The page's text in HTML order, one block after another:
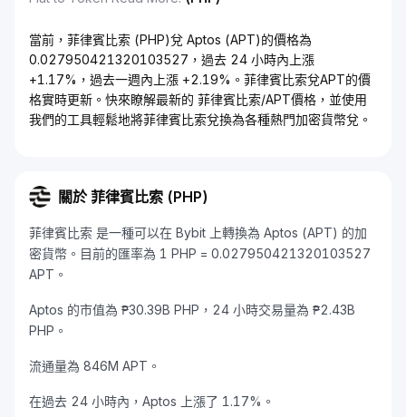
當前，菲律賓比索 (PHP)兌 Aptos (APT)的價格為
0.027950421320103527，過去 24 小時內上漲
+1.17%，過去一週內上漲 +2.19%。菲律賓比索兌APT的價
格實時更新。快來瞭解最新的 菲律賓比索/APT價格，並使用
我們的工具輕鬆地將菲律賓比索兌換為各種熱門加密貨幣兌。
關於 菲律賓比索 (PHP)
菲律賓比索 是一種可以在 Bybit 上轉換為 Aptos (APT) 的加
密貨幣。目前的匯率為 1 PHP = 0.027950421320103527
APT。
Aptos 的市值為 ₱30.39B PHP，24 小時交易量為 ₱2.43B
PHP。
流通量為 846M APT。
在過去 24 小時內，Aptos 上漲了 1.17%。